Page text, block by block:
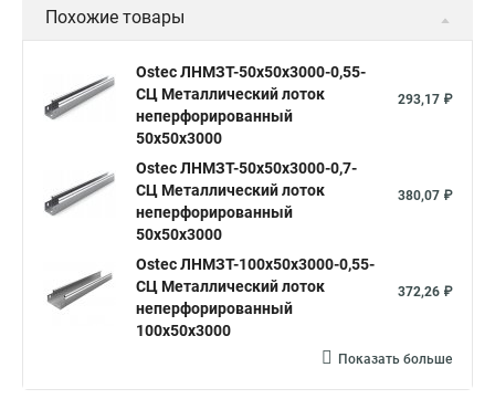
Похожие товары
Ostec ЛНМЗТ-50х50х3000-0,55-
СЦ Металлический лоток
неперфорированный
50х50х3000
293,17 ₽
Ostec ЛНМЗТ-50х50х3000-0,7-
СЦ Металлический лоток
неперфорированный
50х50х3000
380,07 ₽
Ostec ЛНМЗТ-100х50х3000-0,55-
СЦ Металлический лоток
неперфорированный
100х50х3000
372,26 ₽
Показать больше